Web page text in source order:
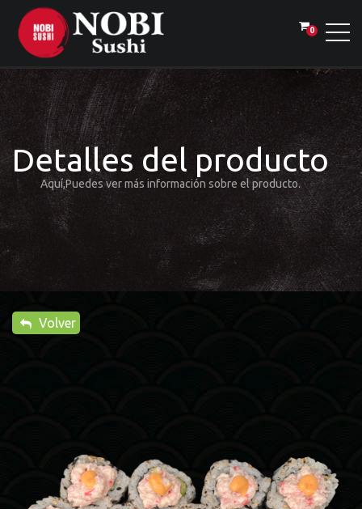
0
Detalles del producto
Aquí,Puedes ver más información sobre el producto.
Volver